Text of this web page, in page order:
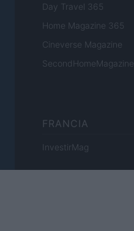
Day Travel 365
Home Magazine 365
Cineverse Magazine
SecondHomeMagazine
FRANCIA
InvestirMag